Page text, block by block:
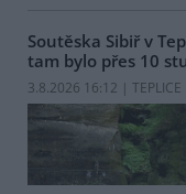
Soutěska Sibiř v
tam bylo přes 10
3.8.2026 16:12 | TEPLICE